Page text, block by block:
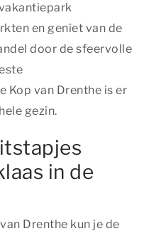
en geniet van de
door de sfeervolle
Kop van Drenthe is er
gezin.
in de
Drenthe kun je de